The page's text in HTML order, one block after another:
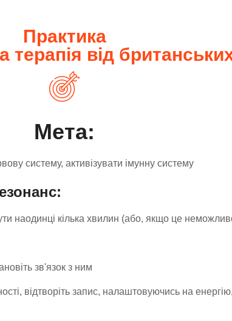
Практика
терапія від
Мета:
систему, активізувати імунну систему
наодинці кілька хвилин (або, якщо це
зв'язок з ним
відтворіть запис, налаштовуючись на